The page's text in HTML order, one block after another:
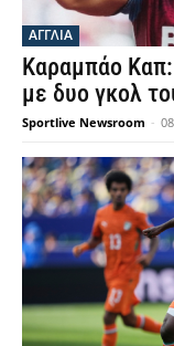
ΑΓΓΛΙΑ
Καραμπάο
με δυο γκολ
Sportlive Newsroom -